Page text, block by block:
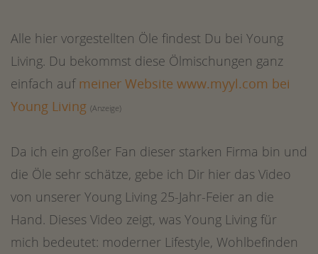
Alle hier vorgestellten Öle findest Du bei Young
Living. Du bekommst diese Ölmischungen ganz
einfach auf meiner Website www.myyl.com bei
Young Living (Anzeige)
Da ich ein großer Fan dieser starken Firma bin und
die Öle sehr schätze, gebe ich Dir hier das Video
von unserer Young Living 25-Jahr-Feier an die
Hand. Dieses Video zeigt, was Young Living für
mich bedeutet: moderner Lifestyle, Wohlbefinden